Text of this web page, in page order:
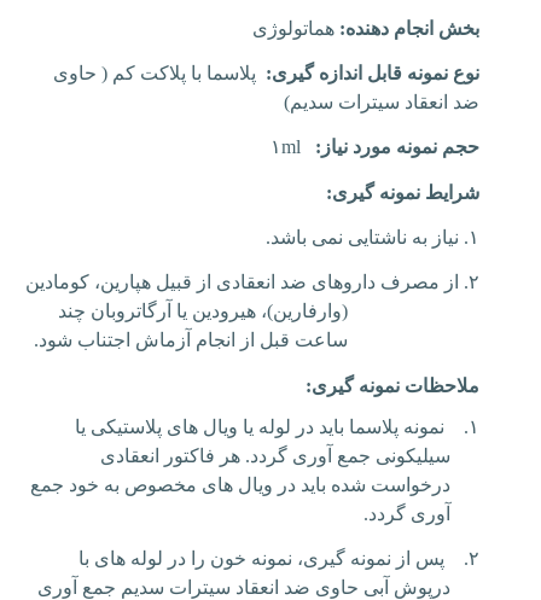
بخش انجام دهنده: هماتولوژی
نوع نمونه قابل اندازه گیری: پلاسما با پلاکت کم ( حاوی
ضد انعقاد سیترات سدیم)
حجم نمونه مورد نیاز: ۱ml
شرایط نمونه گیری:
۱. نیاز به ناشتایی نمی باشد.
۲.
از مصرف داروهای ضد انعقادی از قبیل هپارین، کومادین
(وارفارین)، هیرودین یا آرگاتروبان چند
ساعت قبل از انجام آزماش اجتناب شود.
ملاحظات نمونه گیری:
۱.
نمونه پلاسما باید در لوله یا ویال های پلاستیکی یا
سیلیکونی جمع آوری گردد. هر فاکتور انعقادی
درخواست شده باید در ویال های مخصوص به خود جمع
آوری گردد.
۲.
پس از نمونه گیری، نمونه خون را در لوله های با
درپوش آبی حاوی ضد انعقاد سیترات سدیم جمع آوری